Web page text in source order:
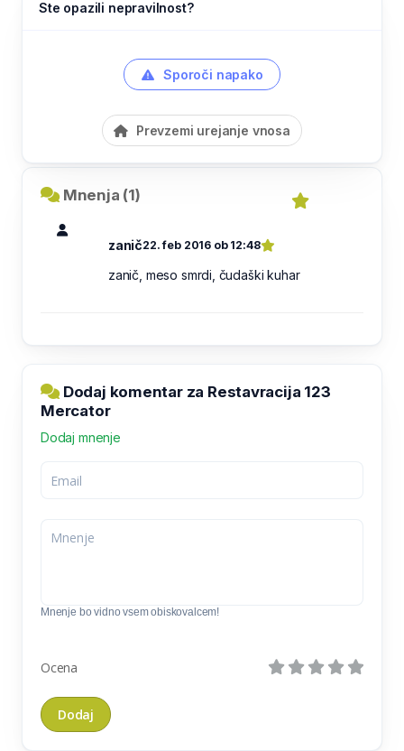
Ste opazili nepravilnost?
Sporoči napako
Prevzemi urejanje vnosa
Mnenja (1)
zanič22. feb 2016 ob 12:48
zanič, meso smrdi, čudaški kuhar
Dodaj komentar za Restavracija 123
Mercator
Dodaj mnenje
Mnenje bo vidno vsem obiskovalcem!
Ocena